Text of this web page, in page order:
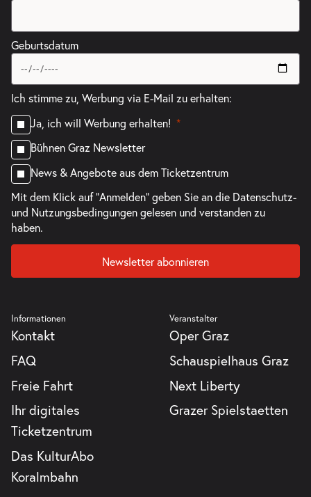
Geburtsdatum
Ich stimme zu, Werbung via E-Mail zu erhalten:
Ja, ich will Werbung erhalten!
Bühnen Graz Newsletter
News & Angebote aus dem Ticketzentrum
Mit dem Klick auf "Anmelden" geben Sie an die Datenschutz-
und Nutzungsbedingungen gelesen und verstanden zu
haben.
Newsletter abonnieren
Informationen
Kontakt
FAQ
Freie Fahrt
Ihr digitales
Ticketzentrum
Das KulturAbo
Koralmbahn
Veranstalter
Oper Graz
Schauspielhaus Graz
Next Liberty
Grazer Spielstaetten